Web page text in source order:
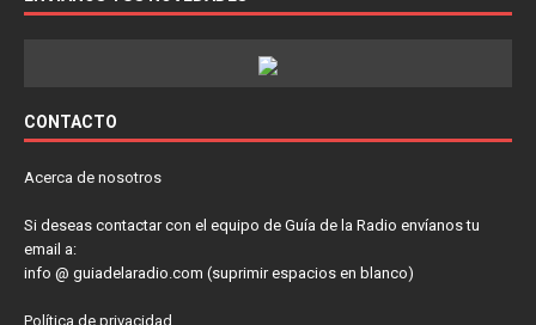
CONTACTO
Acerca de nosotros
Si deseas contactar con el equipo de Guía de la Radio envíanos tu
email a:
info @ guiadelaradio.com (suprimir espacios en blanco)
Política de privacidad